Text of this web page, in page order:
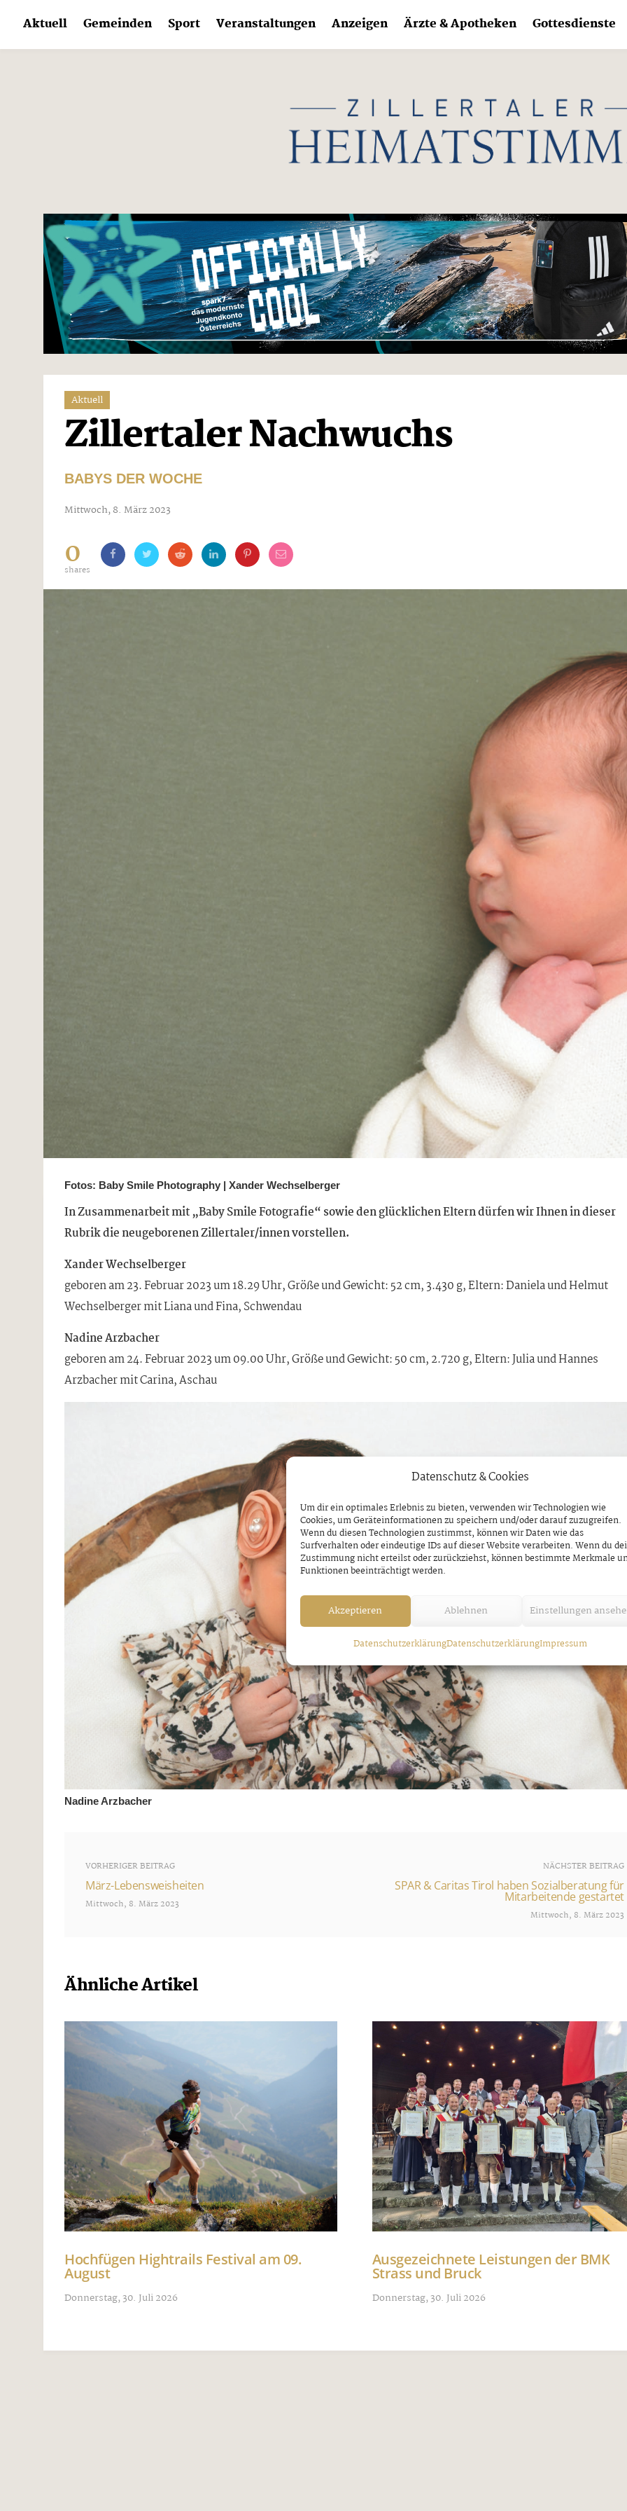
Datenschutz & Cookies
Um dir ein optimales Erlebnis zu bieten, verwenden wir Technologien wie
Cookies, um Geräteinformationen zu speichern und/oder darauf zuzugreifen.
Wenn du diesen Technologien zustimmst, können wir Daten wie das
Surfverhalten oder eindeutige IDs auf dieser Website verarbeiten. Wenn du
Zustimmung nicht erteilst oder zurückziehst, können bestimmte Merkmale
Funktionen beeinträchtigt werden.
Akzeptieren Ablehnen Einstellungen
DatenschutzerklärungDatenschutzerklärungImpressum
content
Aktuell Gemeinden Sport Veranstaltungen Anzeigen Ärzte & Apotheken Gottesdienste
Aktuell
Zillertaler Nachwuchs
BABYS DER WOCHE
Mittwoch, 8. März 2023
0
shares
Fotos: Baby Smile Photography | Xander Wechselberger
In Zusammenarbeit mit „Baby Smile Fotografie“ sowie den glücklichen Eltern dürfen wir Ihnen in dieser
Rubrik die neugeborenen Zillertaler/innen vorstellen.
Xander Wechselberger
geboren am 23. Februar 2023 um 18.29 Uhr, Größe und Gewicht: 52 cm, 3.430 g, Eltern: Daniela und Helmut
Wechselberger mit Liana und Fina, Schwendau
Nadine Arzbacher
geboren am 24. Februar 2023 um 09.00 Uhr, Größe und Gewicht: 50 cm, 2.720 g, Eltern: Julia und Hannes
Arzbacher mit Carina, Aschau
Nadine Arzbacher
VORHERIGER BEITRAG
März-Lebensweisheiten
Mittwoch, 8. März 2023
NÄCHSTER BEITRAG
SPAR & Caritas Tirol haben Sozialberatung für
Mitarbeitende gestartet
Mittwoch, 8. März 2023
Ähnliche Artikel
Hochfügen Hightrails Festival am 09.
August
Donnerstag, 30. Juli 2026
Ausgezeichnete Leistungen der BMK
Strass und Bruck
Donnerstag, 30. Juli 2026